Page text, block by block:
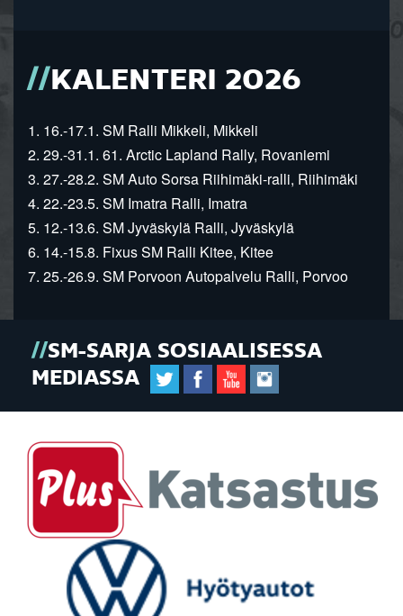
KALENTERI 2026
1. 16.-17.1. SM Ralli Mikkeli, Mikkeli
2. 29.-31.1. 61. Arctic Lapland Rally, Rovaniemi
3. 27.-28.2. SM Auto Sorsa Riihimäki-ralli, Riihimäki
4. 22.-23.5. SM Imatra Ralli, Imatra
5. 12.-13.6. SM Jyväskylä Ralli, Jyväskylä
6. 14.-15.8. Fixus SM Ralli Kitee, Kitee
7. 25.-26.9. SM Porvoon Autopalvelu Ralli, Porvoo
SM-SARJA SOSIAALISESSA
MEDIASSA